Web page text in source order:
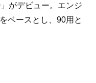
がデビュー。エンジ
ベースとし、90用と